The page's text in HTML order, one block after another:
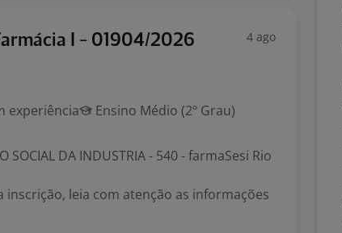
I - 01904/2026 4 ago
experiência
Ensino Médio (2º Grau)
SOCIAL DA INDUSTRIA - 540 - farmaSesi Rio
inscrição, leia com atenção as informações